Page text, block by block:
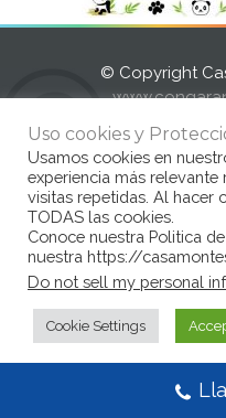
© Copyright
Uso cookies y
Usamos cookies en
experiencia más
visitas repetidas. Al hacer
TODAS las cookies.
Conoce nuestra Politica
nuestra https://
Do not sell my personal
Cookie Settings